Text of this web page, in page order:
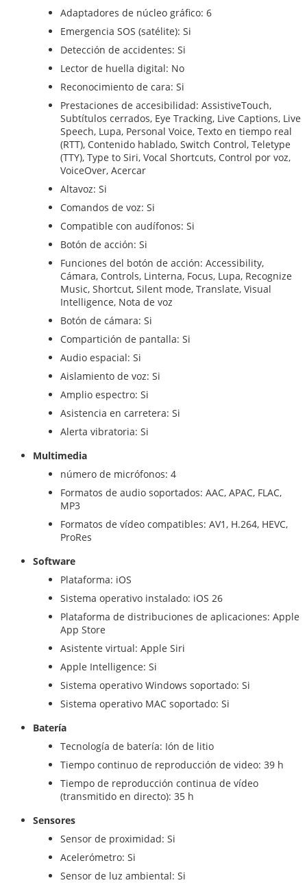
Adaptadores de núcleo gráfico: 6
Emergencia SOS (satélite): Si
Detección de accidentes: Si
Lector de huella digital: No
Reconocimiento de cara: Si
Prestaciones de accesibilidad: AssistiveTouch,
Subtítulos cerrados, Eye Tracking, Live Captions, Live
Speech, Lupa, Personal Voice, Texto en tiempo real
(RTT), Contenido hablado, Switch Control, Teletype
(TTY), Type to Siri, Vocal Shortcuts, Control por voz,
VoiceOver, Acercar
Altavoz: Si
Comandos de voz: Si
Compatible con audífonos: Si
Botón de acción: Si
Funciones del botón de acción: Accessibility,
Cámara, Controls, Linterna, Focus, Lupa, Recognize
Music, Shortcut, Silent mode, Translate, Visual
Intelligence, Nota de voz
Botón de cámara: Si
Compartición de pantalla: Si
Audio espacial: Si
Aislamiento de voz: Si
Amplio espectro: Si
Asistencia en carretera: Si
Alerta vibratoria: Si
Multimedia
número de micrófonos: 4
Formatos de audio soportados: AAC, APAC, FLAC,
MP3
Formatos de vídeo compatibles: AV1, H.264, HEVC,
ProRes
Software
Plataforma: iOS
Sistema operativo instalado: iOS 26
Plataforma de distribuciones de aplicaciones: Apple
App Store
Asistente virtual: Apple Siri
Apple Intelligence: Si
Sistema operativo Windows soportado: Si
Sistema operativo MAC soportado: Si
Batería
Tecnología de batería: Ión de litio
Tiempo continuo de reproducción de video: 39 h
Tiempo de reproducción continua de vídeo
(transmitido en directo): 35 h
Sensores
Sensor de proximidad: Si
Acelerómetro: Si
Sensor de luz ambiental: Si